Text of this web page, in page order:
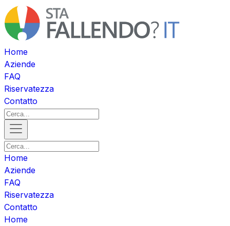
Home
Aziende
FAQ
Riservatezza
Contatto
Home
Aziende
FAQ
Riservatezza
Contatto
Home